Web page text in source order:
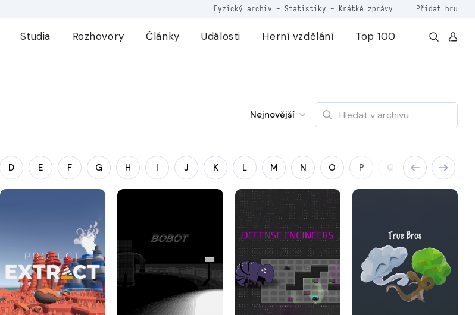
Fyzický archiv - Statistiky - Krátké zprávy Přidat hru
Studia Rozhovory Články Události Herní vzdělání Top 100
Nejnovější
D E F G H I J K L M N O P Q R S